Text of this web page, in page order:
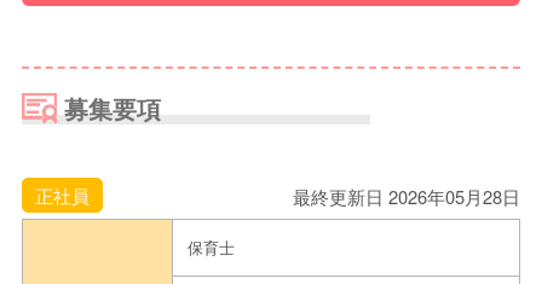
連絡先
ネット予
※ご連絡の際は「えんみっけ！を見た」とお
伝えください
募集要項
正社員 最終更新日 2026年05月28日
保育士